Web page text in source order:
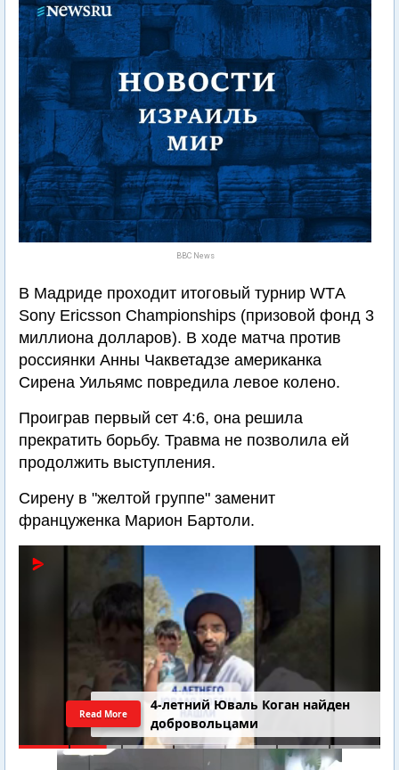
BBC News
В Мадриде проходит итоговый турнир WTА
Sony Ericsson Championships (призовой фонд 3
миллиона долларов). В ходе матча против
россиянки Анны Чакветадзе американка
Сирена Уильямс повредила левое колено.
Проиграв первый сет 4:6, она решила
прекратить борьбу. Травма не позволила ей
продолжить выступления.
Сирену в "желтой группе" заменит
француженка Марион Бартоли.
4-летний Юваль Коган найден
добровольцами
Read More